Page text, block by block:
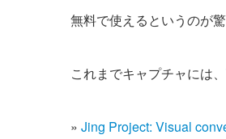
無料で使えるというのが
これまでキャプチャには、
» Jing Project: Visual